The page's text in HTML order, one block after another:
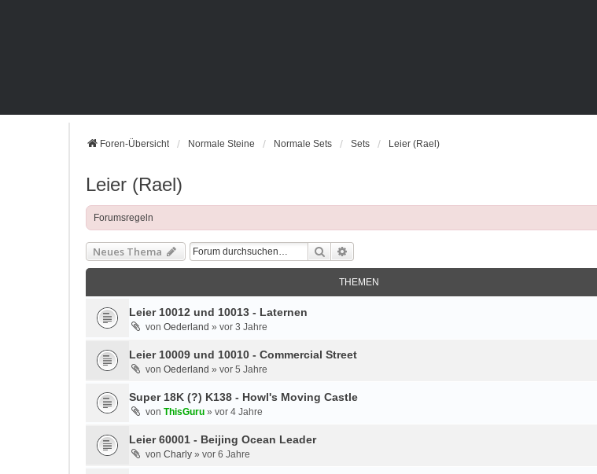
Foren-Übersicht Normale Steine Normale Sets Sets Leier (Rael)
Leier (Rael)
Forumsregeln
Neues Thema Suche
THEMEN
Leier 10012 und 10013 - Laternen
von Oederland » vor 3 Jahre
Leier 10009 und 10010 - Commercial Street
von Oederland » vor 5 Jahre
Super 18K (?) K138 - Howl's Moving Castle
von ThisGuru » vor 4 Jahre
Leier 60001 - Beijing Ocean Leader
von Charly » vor 6 Jahre